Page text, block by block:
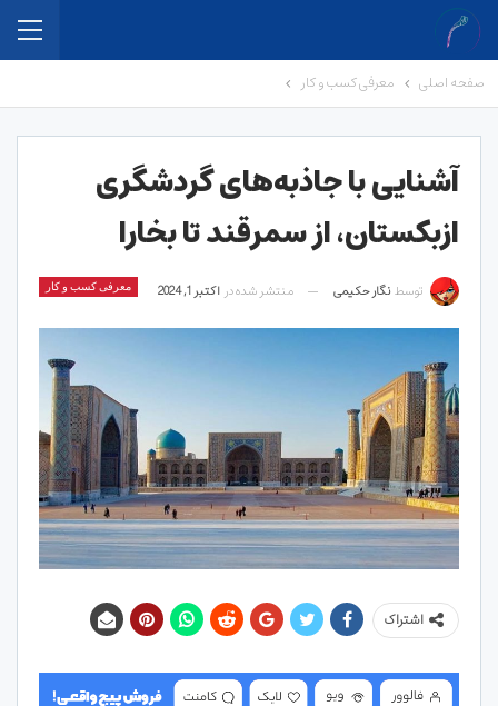
صفحه اصلی معرفی کسب و کار
آشنایی با جاذبه‌های گردشگری
ازبکستان، از سمرقند تا بخارا
معرفی کسب و کار توسط نگار حکیمی منتشر شده در اکتبر 1, 2024
اشتراک